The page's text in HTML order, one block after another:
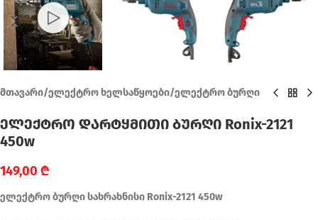
მთავარი/ელექტრო ხელსაწყოები/ელექტრო ბურღი
ელექტრო დარტყმითი ბურღი Ronix-2121
450w
149,00 ₾
ელექტრო ბურღი სახრახნისი Ronix-2121 450w